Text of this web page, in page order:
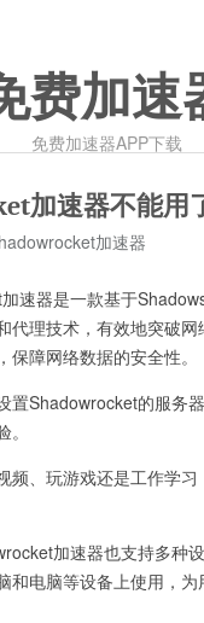
费加速
免费加速器APP下载
加速器不能用
加速器
器是一款基于
代理技术，有效地突破
障网络数据的安全性。
Shadowrocket的服务
、玩游戏还是工作学习
加速器也支持多种
和电脑等设备上使用，